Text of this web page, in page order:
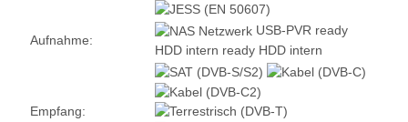
Aufnahme:
USB-PVR ready
HDD intern ready HDD intern
Empfang: